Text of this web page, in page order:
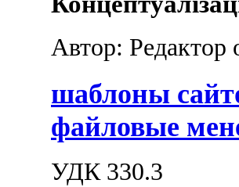
Автор: Редактор
шаблоны
файловые
УДК 330.3